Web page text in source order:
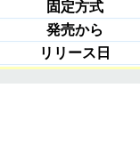
固定方式
発売から
リリース日